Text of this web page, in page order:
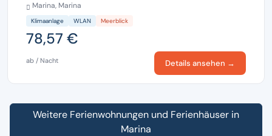
Marina, Marina
Klimaanlage WLAN Meerblick
78,57 €
ab / Nacht Details ansehen →
Weitere Ferienwohnungen und Ferienhäuser in
Marina